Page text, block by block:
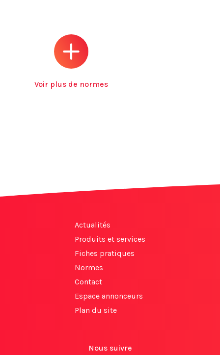
Voir plus de normes
Actualités
Produits et services
Fiches pratiques
Normes
Contact
Espace annonceurs
Plan du site
Nous suivre